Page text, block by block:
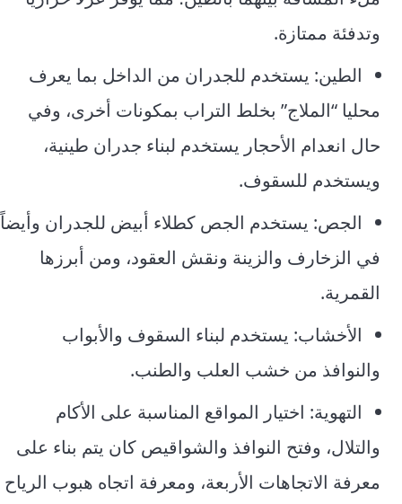
وتدفئة ممتازة.
الطين: يستخدم للجدران من الداخل بما يعرف
محليا “الملاج” بخلط التراب بمكونات أخرى، وفي
حال انعدام الأحجار يستخدم لبناء جدران طينية،
ويستخدم للسقوف.
الجص: يستخدم الجص كطلاء أبيض للجدران وأيضاً
في الزخارف والزينة ونقش العقود، ومن أبرزها
القمرية.
الأخشاب: يستخدم لبناء السقوف والأبواب
والنوافذ من خشب العلب والطنب.
التهوية: اختيار المواقع المناسبة على الأكام
والتلال، وفتح النوافذ والشواقيص كان يتم بناء على
معرفة الاتجاهات الأربعة، ومعرفة اتجاه هبوب الرياح